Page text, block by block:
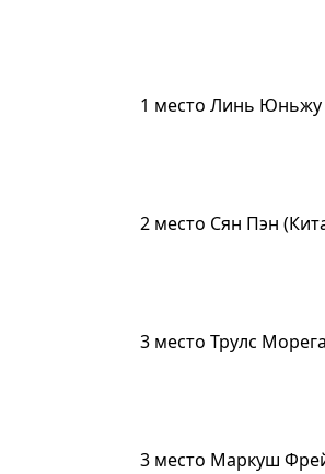
1 место Линь Юньжу
2 место Сян Пэн
3 место Трулс
3 место Маркуш